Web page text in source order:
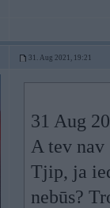
31. Aug 2021, 19:21
31 Aug
A tev nav
Tjip, ja
nebūs?